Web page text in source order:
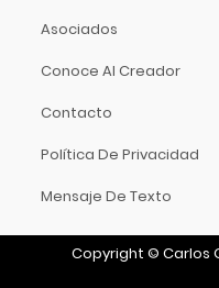
Asociados
Conoce Al Creador
Contacto
Política De Privacidad
Mensaje De Texto
Copyright © Carlos